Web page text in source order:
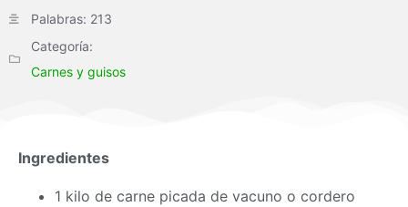
Palabras: 213
Categoría:
Carnes y guisos
Ingredientes
1 kilo de carne picada de vacuno o cordero